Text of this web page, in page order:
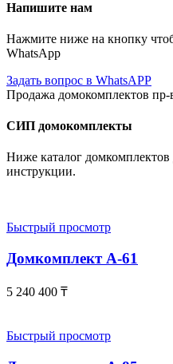
Напишите нам
Нажмите ниже на кнопку
WhatsApp
Задать вопрос в WhatsAPP
Продажа домокомплектов пр-
СИП домокомплекты
Ниже каталог домкомплектов
инструкции.
Быстрый просмотр
Домкомплект А-61
5 240 400 ₸
Быстрый просмотр